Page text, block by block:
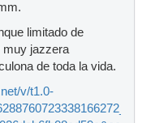
limitado de
muy jazzera
de toda la vida.
v/t1.0-